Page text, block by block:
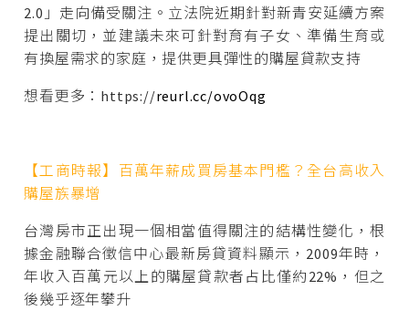
2.0」走向備受關注。立法院近期針對新青安延續方案
提出關切，並建議未來可針對育有子女、準備生育或
有換屋需求的家庭，提供更具彈性的購屋貸款支持
想看更多：https://reurl.cc/ovoOqg
【工商時報】百萬年薪成買房基本門檻？全台高收入
購屋族暴增
台灣房市正出現一個相當值得關注的結構性變化，根
據金融聯合徵信中心最新房貸資料顯示，2009年時，
年收入百萬元以上的購屋貸款者占比僅約22%，但之
後幾乎逐年攀升